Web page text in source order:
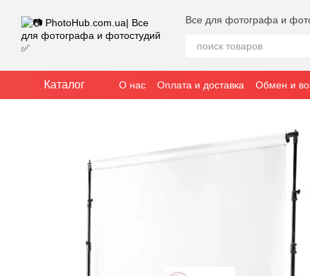
Все для фотографа и
Каталог О нас Оплата и доставка Обмен и